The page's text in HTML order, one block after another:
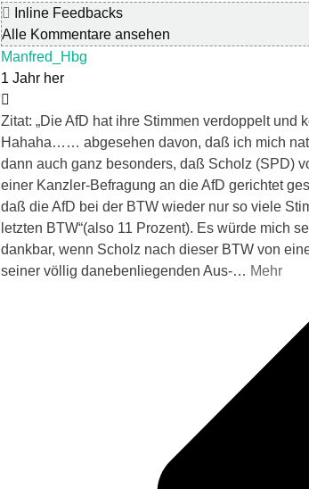
Inline Feedbacks
Alle Kommentare ansehen
Manfred_Hbg
1 Jahr her
Zitat: „Die AfD hat ihre Stimmen verdoppelt und
Hahaha…… abgesehen davon, daß ich mich
dann auch ganz besonders, daß Scholz (SPD)
einer Kanzler-Befragung an die AfD gerichtet
daß die AfD bei der BTW wieder nur so viele
letzten BTW“(also 11 Prozent). Es würde mich
dankbar, wenn Scholz nach dieser BTW von
seiner völlig danebenliegenden Aus-… Mehr